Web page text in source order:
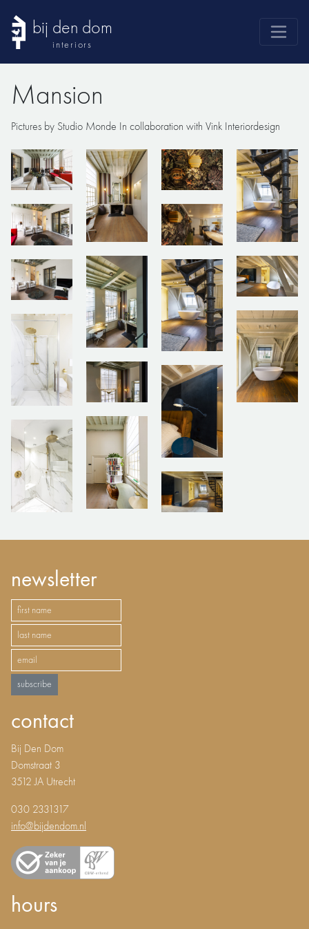
bij den dom
interiors
products
webshop
sale
brands
advice
news
search
Mansion
Pictures by Studio Monde In collaboration with Vink Interiordesign
newsletter
subscribe
contact
Bij Den Dom
Domstraat 3
3512 JA Utrecht
030 2331317
info@bijdendom.nl
hours